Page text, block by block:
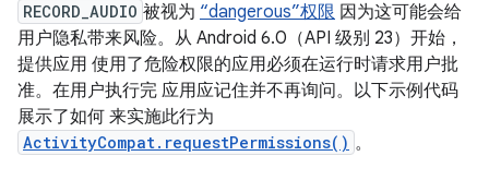
RECORD_AUDIO 被视为 “dangerous”权限 因为这可能会给
用户隐私带来风险。从 Android 6.0（API 级别 23）开始，
提供应用 使用了危险权限的应用必须在运行时请求用户批
准。在用户执行完 应用应记住并不再询问。以下示例代码
展示了如何 来实施此行为
ActivityCompat.requestPermissions() 。